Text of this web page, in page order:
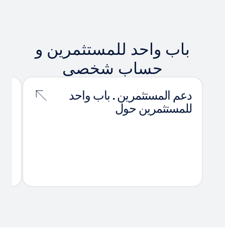
باب واحد للمستثمرين و
حساب شخصي
دعم المستثمرين . باب واحد
للمستثمرين حول